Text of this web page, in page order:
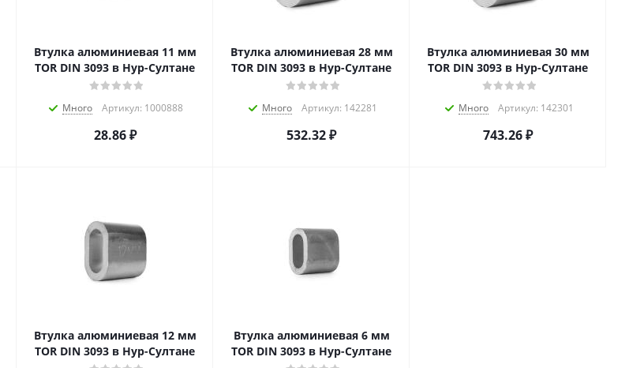
Втулка алюминиевая 11 мм
TOR DIN 3093 в Нур-Султане
Много Артикул: 1000888
28.86₽
Втулка алюминиевая 28 мм
TOR DIN 3093 в Нур-Султане
Много Артикул: 142281
532.32₽
Втулка алюминиевая 30 мм
TOR DIN 3093 в Нур-Султане
Много Артикул: 142301
743.26₽
Втулка алюминиевая 12 мм
TOR DIN 3093 в Нур-Султане
Втулка алюминиевая 6 мм
TOR DIN 3093 в Нур-Султане